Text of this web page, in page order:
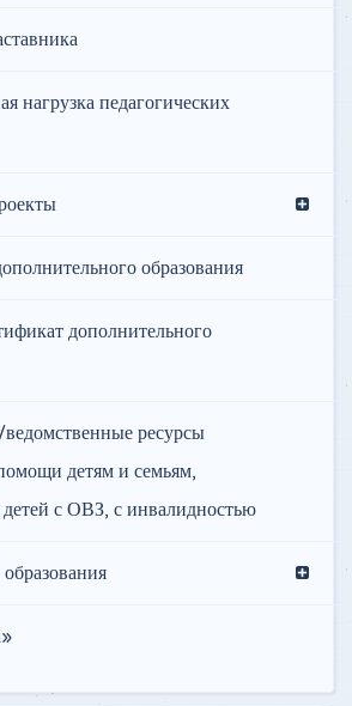
нагрузка педагогических
образования
дополнительного
ресурсы
детям и семьям,
с ОВЗ, с инвалидностью